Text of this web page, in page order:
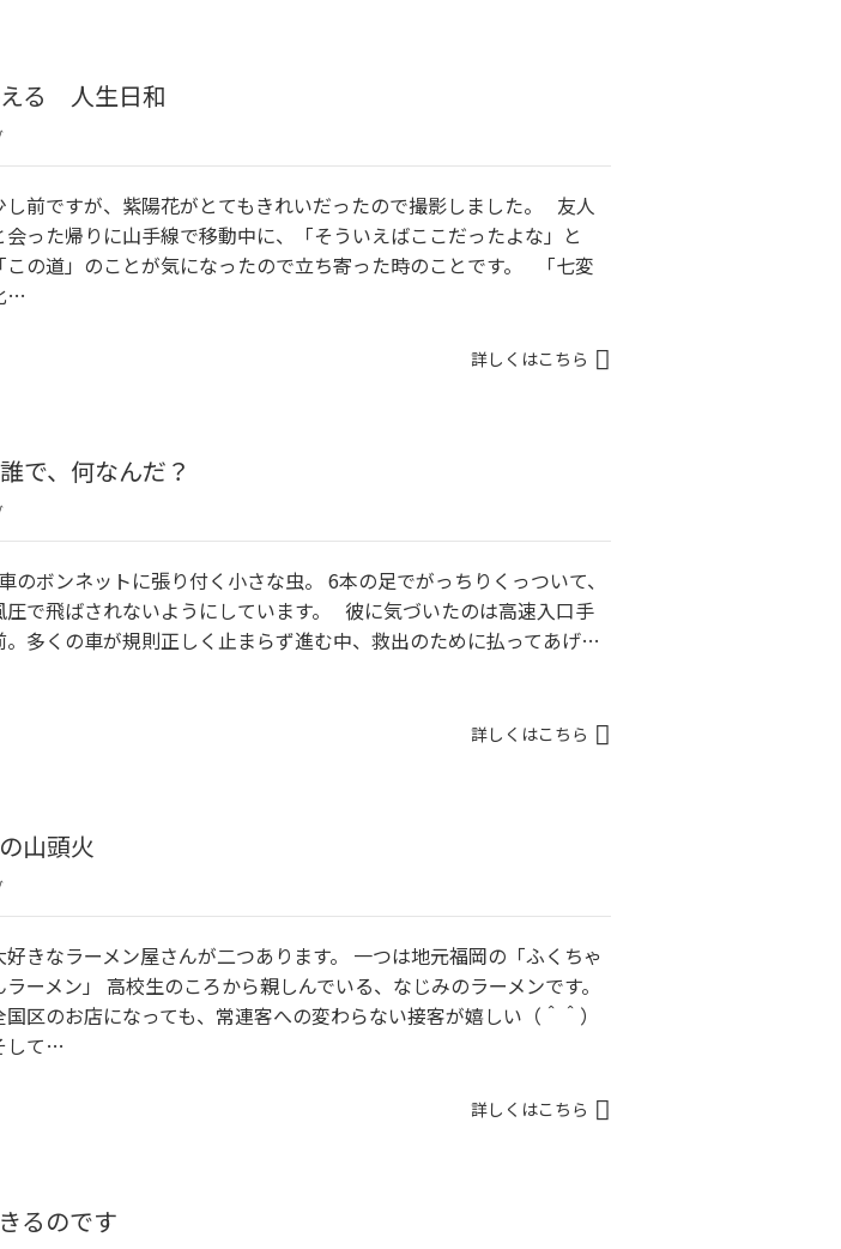
る 人生日和
し前ですが、紫陽花がとてもきれいだったので撮影しました。 友人
会った帰りに山手線で移動中に、「そういえばここだったよな」と
「この道」のことが気になったので立ち寄った時のことです。 「七変
…
詳しくはこちら
で、何なんだ？
車のボンネットに張り付く小さな虫。 6本の足でがっちりくっついて、
圧で飛ばされないようにしています。 彼に気づいたのは高速入口手
。多くの車が規則正しく止まらず進む中、救出のために払ってあげ…
詳しくはこちら
山頭火
好きなラーメン屋さんが二つあります。 一つは地元福岡の「ふくちゃ
ラーメン」 高校生のころから親しんでいる、なじみのラーメンです。
国区のお店になっても、常連客への変わらない接客が嬉しい（＾＾）
して…
詳しくはこちら
るのです